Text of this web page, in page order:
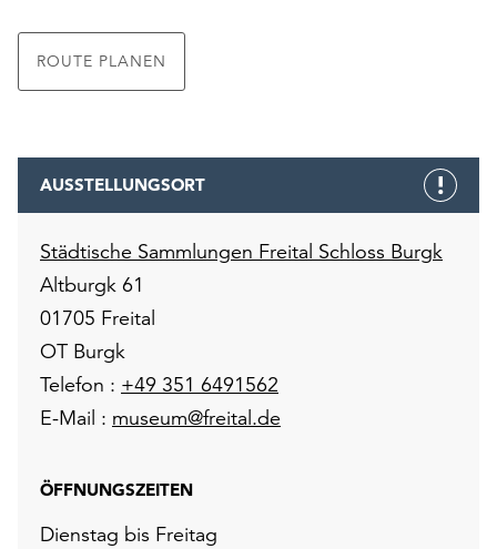
ROUTE PLANEN
AUSSTELLUNGSORT
Städtische Sammlungen Freital Schloss Burgk
Altburgk 61
01705 Freital
OT Burgk
Telefon : +49 351 6491562
E-Mail : museum@freital.de
ÖFFNUNGSZEITEN
Dienstag bis Freitag